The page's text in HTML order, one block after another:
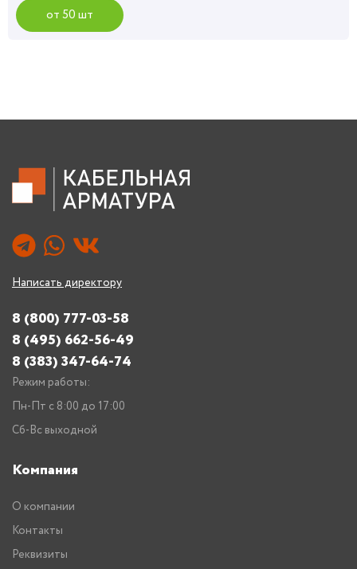
от 50 шт
Написать директору
8 (800) 777-03-58
8 (495) 662-56-49
8 (383) 347-64-74
Режим работы:
Пн-Пт с 8:00 до 17:00
Сб-Вс выходной
Компания
О компании
Контакты
Реквизиты